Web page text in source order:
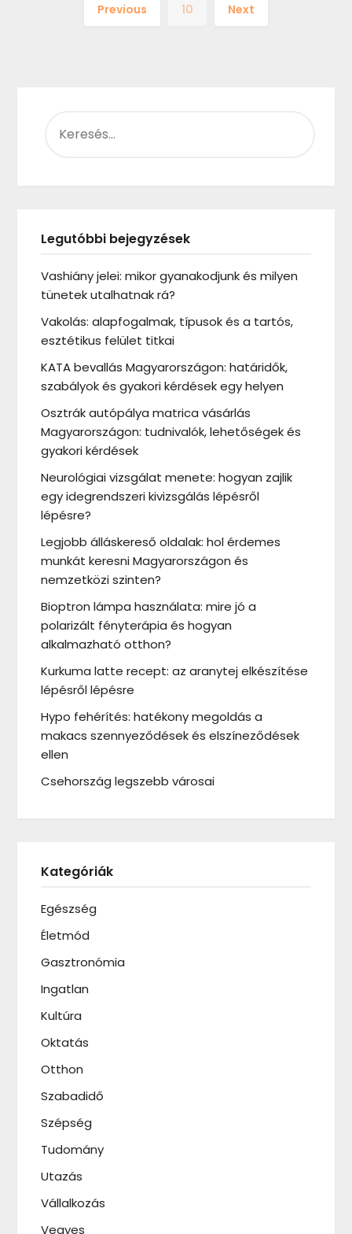
Previous 10 Next
Legutóbbi bejegyzések
Vashiány jelei: mikor gyanakodjunk és milyen
tünetek utalhatnak rá?
Vakolás: alapfogalmak, típusok és a tartós,
esztétikus felület titkai
KATA bevallás Magyarországon: határidők,
szabályok és gyakori kérdések egy helyen
Osztrák autópálya matrica vásárlás
Magyarországon: tudnivalók, lehetőségek és
gyakori kérdések
Neurológiai vizsgálat menete: hogyan zajlik
egy idegrendszeri kivizsgálás lépésről
lépésre?
Legjobb álláskereső oldalak: hol érdemes
munkát keresni Magyarországon és
nemzetközi szinten?
Bioptron lámpa használata: mire jó a
polarizált fényterápia és hogyan
alkalmazható otthon?
Kurkuma latte recept: az aranytej elkészítése
lépésről lépésre
Hypo fehérítés: hatékony megoldás a
makacs szennyeződések és elszíneződések
ellen
Csehország legszebb városai
Kategóriák
Egészség
Életmód
Gasztronómia
Ingatlan
Kultúra
Oktatás
Otthon
Szabadidő
Szépség
Tudomány
Utazás
Vállalkozás
Vegyes